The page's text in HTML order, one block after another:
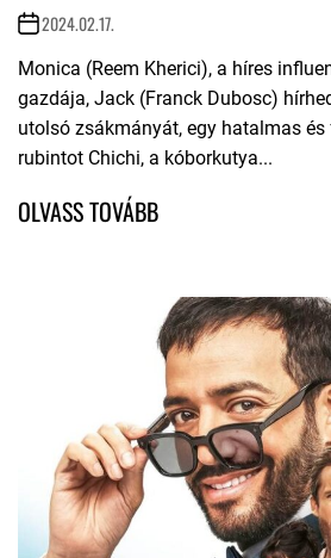
2024.02.17.
Monica (Reem Kherici), a híres
gazdája, Jack (Franck Dubosc)
utolsó zsákmányát, egy hatalmas
rubintot Chichi, a kóborkutya...